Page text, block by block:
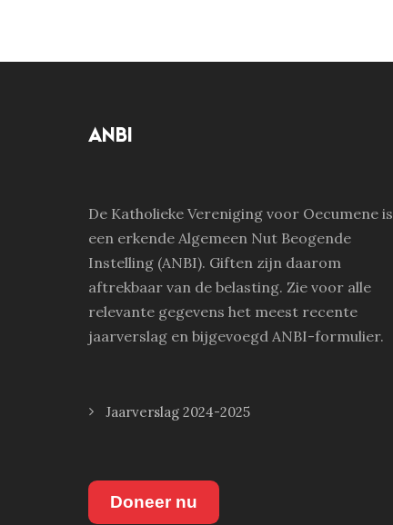
ANBI
De Katholieke Vereniging voor Oecumene is
een erkende Algemeen Nut Beogende
Instelling (ANBI). Giften zijn daarom
aftrekbaar van de belasting. Zie voor alle
relevante gegevens het meest recente
jaarverslag en bijgevoegd ANBI-formulier.
Jaarverslag 2024-2025
Doneer nu